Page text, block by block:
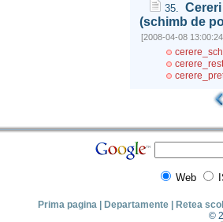
35.
(schimb de
[2008-04-08
Web
Prima pagina Departamente
Retea
©